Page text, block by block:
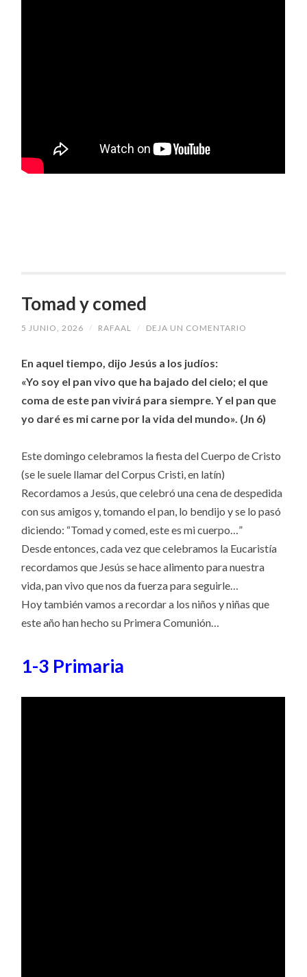
Tomad y comed
5 JUNIO, 2026 / RAFAAL / DEJA UN COMENTARIO
En aquel tiempo, dijo Jesús a los judíos:
«Yo soy el pan vivo que ha bajado del cielo; el que
coma de este pan vivirá para siempre. Y el pan que
yo daré es mi carne por la vida del mundo». (Jn 6)
Este domingo celebramos la fiesta del Cuerpo de Cristo
(se le suele llamar del Corpus Cristi, en latín)
Recordamos a Jesús, que celebró una cena de despedida
con sus amigos y, tomando el pan, lo bendijo y se lo pasó
diciendo: “Tomad y comed, este es mi cuerpo…”
Desde entonces, cada vez que celebramos la Eucaristía
recordamos que Jesús se hace alimento para nuestra
vida, pan vivo que nos da fuerza para seguirle…
Hoy también vamos a recordar a los niños y niñas que
este año han hecho su Primera Comunión…
1-3 Primaria